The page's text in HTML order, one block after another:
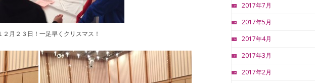
２月２３日！一足早くクリスマス！
2017年7月
2017年5月
2017年4月
2017年3月
2017年2月